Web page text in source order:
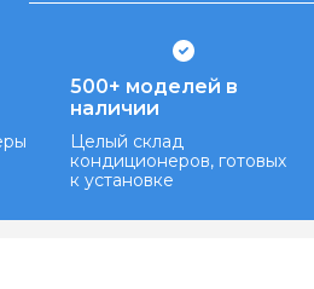
500+ моделей в
наличии
Целый склад
кондиционеров, готовых
к установке